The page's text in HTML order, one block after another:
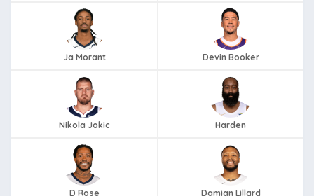
Ja Morant Devin Booker
Nikola Jokic Harden
D Rose Damian Lillard